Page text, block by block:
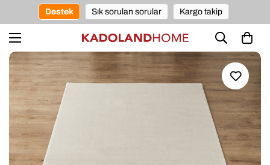
Destek Sık sorulan sorular Kargo takip